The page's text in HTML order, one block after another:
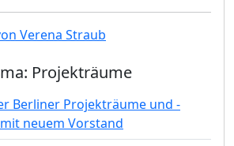
Verena Straub
Projekträume
Berliner Projekträume und -
neuem Vorstand